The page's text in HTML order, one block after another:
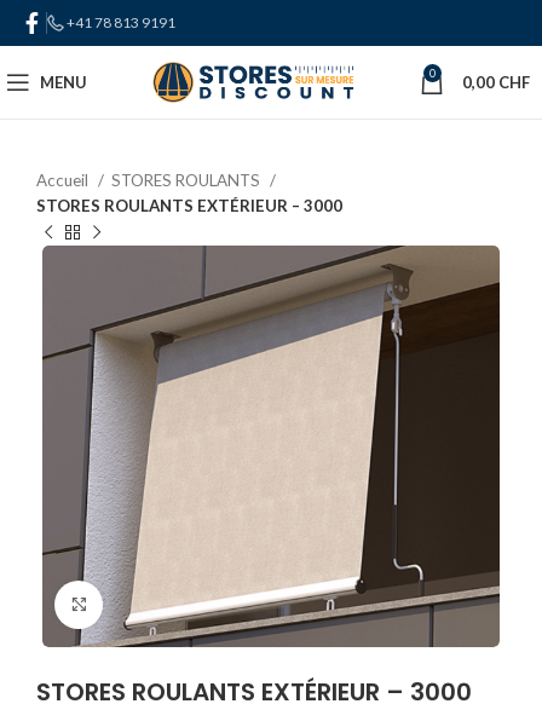
+41 78 813 9191
MENU 0 0,00 CHF
Accueil
STORES ROULANTS
STORES ROULANTS EXTÉRIEUR – 3000
Click to enlarge
STORES ROULANTS EXTÉRIEUR – 3000